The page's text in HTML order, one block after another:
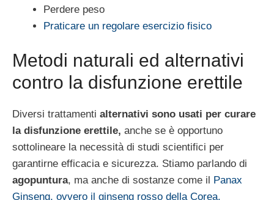
Perdere peso
Praticare un regolare esercizio fisico
Metodi naturali ed alternativi
contro la disfunzione erettile
Diversi trattamenti alternativi sono usati per curare
la disfunzione erettile, anche se è opportuno
sottolineare la necessità di studi scientifici per
garantirne efficacia e sicurezza. Stiamo parlando di
agopuntura, ma anche di sostanze come il
Panax
Ginseng, ovvero il ginseng rosso della Corea.